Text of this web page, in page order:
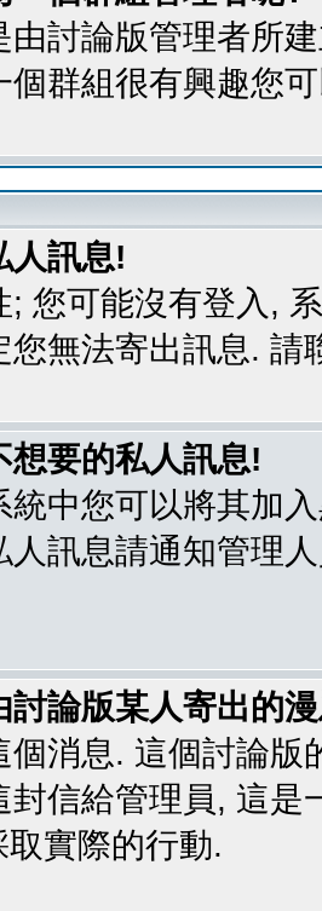
由討論版管理者所
個群組很有興趣您
人訊息!
; 您可能沒有登入,
您無法寄出訊息. 請
想要的私人訊息!
統中您可以將其加
人訊息請通知管理
討論版某人寄出的
個消息. 這個討論
封信給管理員, 這
實際的行動.